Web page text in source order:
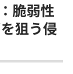
脆弱性
狙う侵